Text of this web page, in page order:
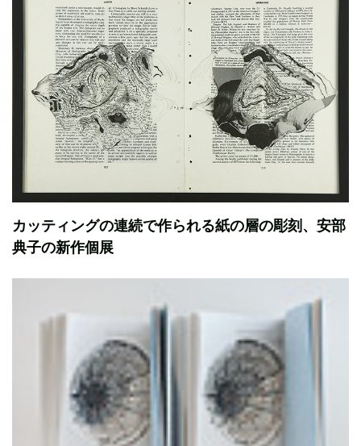
カッティングの連続で作られる紙の層の彫刻、安部
典子の新作個展